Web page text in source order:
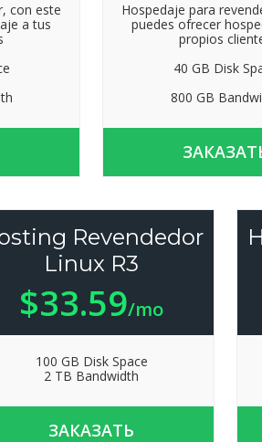
con este
a tus
Hospedaje para
puedes ofrecer
propios
40 GB Disk
800 GB
Revendedor
Linux R3
$33.59/mo
100 GB Disk Space
2 TB Bandwidth
ЗАКАЗАТЬ